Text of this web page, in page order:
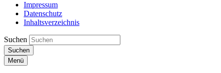
Impressum
Datenschutz
Inhaltsverzeichnis
Suchen
Suchen
Menü